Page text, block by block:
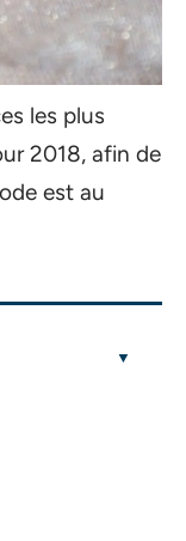
les plus
2018, afin de
est au